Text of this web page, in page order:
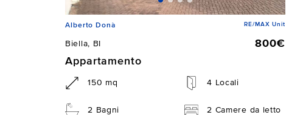
Alberto Donà RE/MAX Unit
Biella, BI
800€
Appartamento
150 mq 4 Locali
2 Bagni 2 Camere da letto